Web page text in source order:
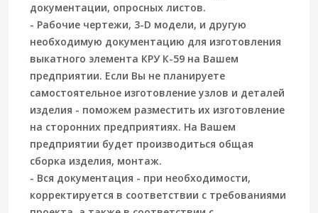
документации, опросных листов.
- Рабочие чертежи, 3-D модели, и другую
необходимую документацию для изготовления
выкатного элемента КРУ К-59 на Вашем
предприятии. Если Вы не планируете
самостоятельное изготовление узлов и деталей
изделия - поможем разместить их изготовление
на сторонних предприятиях. На Вашем
предприятии будет производиться общая
сборка изделия, монтаж.
- Вся документация - при необходимости,
корректируется в соответствии с требованиями